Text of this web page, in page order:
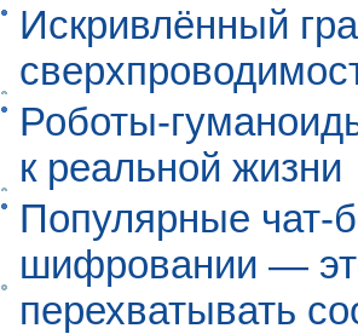
Искривлённый
Роботы-
к реальной жизни
Популярные чат-
шифровании —
перехватывать